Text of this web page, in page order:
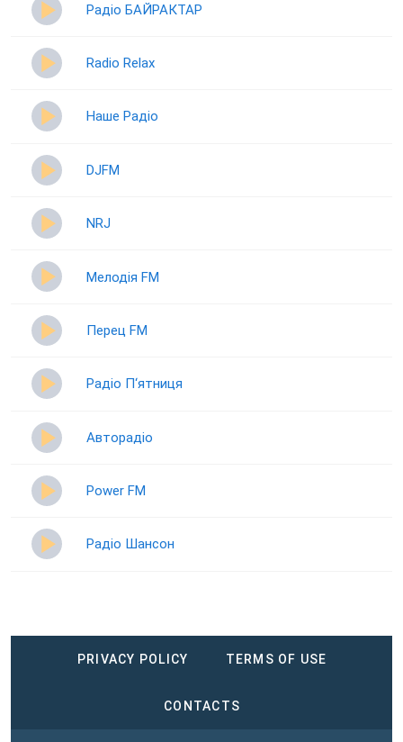
Радіо БАЙРАКТАР
Radio Relax
Наше Радіо
DJFM
NRJ
Мелодія FM
Перец FM
Радіо П‘ятниця
Авторадіо
Power FM
Радіо Шансон
PRIVACY POLICY TERMS OF USE
CONTACTS